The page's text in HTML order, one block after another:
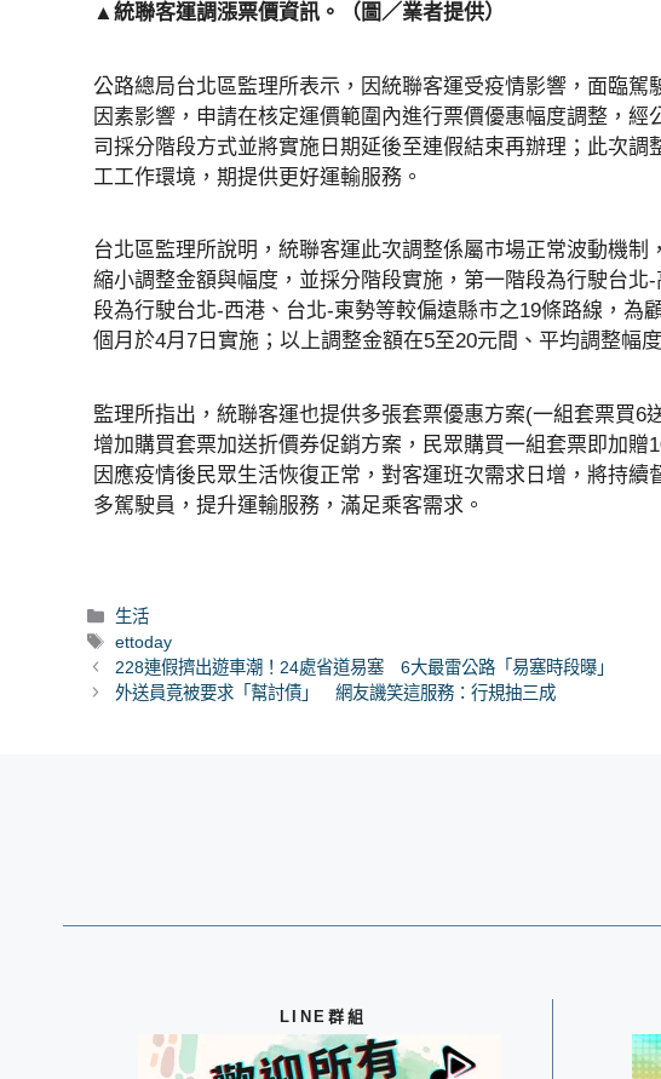
▲統聯客運調漲票價資訊。（圖／業者提供）
公路總局台北區監理所表示，因統聯客運受疫情影響，面臨
因素影響，申請在核定運價範圍內進行票價優惠幅度調整，
司採分階段方式並將實施日期延後至連假結束再辦理；此次
工工作環境，期提供更好運輸服務。
台北區監理所說明，統聯客運此次調整係屬市場正常波動機
縮小調整金額與幅度，並採分階段實施，第一階段為行駛台北
段為行駛台北-西港、台北-東勢等較偏遠縣市之19條路線，為
個月於4月7日實施；以上調整金額在5至20元間、平均調整幅度
監理所指出，統聯客運也提供多張套票優惠方案(一組套票買6
增加購買套票加送折價券促銷方案，民眾購買一組套票即加贈
因應疫情後民眾生活恢復正常，對客運班次需求日增，將持
多駕駛員，提升運輸服務，滿足乘客需求。
分
類
生活
標
籤
ettoday
228連假擠出遊車潮！24處省道易塞 6大最雷公路「易塞時段曝」
外送員竟被要求「幫討債」 網友譏笑這服務：行規抽三成
LINE群組